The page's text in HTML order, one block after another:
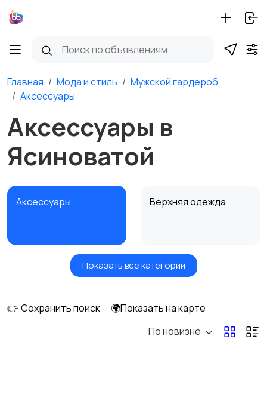
Главная Мода и стиль
Мужской гардероб
Аксессуары
Аксессуары в
Ясиноватой
Аксессуары Верхняя одежда
Головные уборы Домашняя одежда
Нижнее белье
Показать все категории
👉 Сохранить поиск
🌍Показать на карте
По новизне